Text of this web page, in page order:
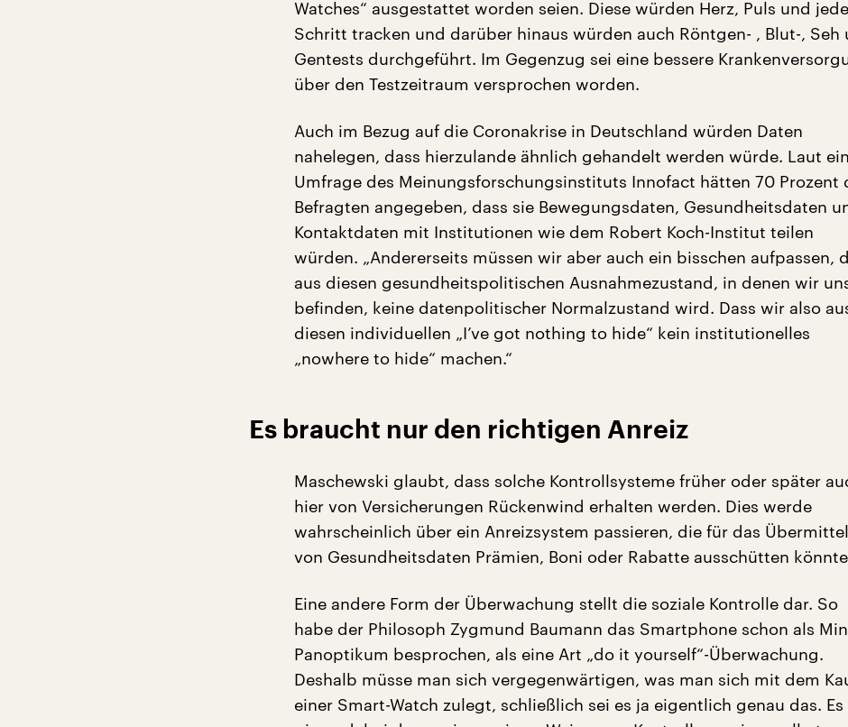
Watches“ ausgestattet worden seien. Diese würden Herz, Puls und
Schritt tracken und darüber hinaus würden auch Röntgen- , Blut-, Seh
Gentests durchgeführt. Im Gegenzug sei eine bessere
über den Testzeitraum versprochen worden.
Auch im Bezug auf die Coronakrise in Deutschland würden Daten
nahelegen, dass hierzulande ähnlich gehandelt werden würde. Laut
Umfrage des Meinungsforschungsinstituts Innofact hätten 70 Prozent
Befragten angegeben, dass sie Bewegungsdaten, Gesundheitsdaten
Kontaktdaten mit Institutionen wie dem Robert Koch-Institut teilen
würden. „Andererseits müssen wir aber auch ein bisschen aufpassen,
aus diesen gesundheitspolitischen Ausnahmezustand, in denen wir
befinden, keine datenpolitischer Normalzustand wird. Dass wir also
diesen individuellen „I’ve got nothing to hide“ kein institutionelles
„nowhere to hide“ machen.“
Es braucht nur den richtigen Anreiz
Maschewski glaubt, dass solche Kontrollsysteme früher oder später
hier von Versicherungen Rückenwind erhalten werden. Dies werde
wahrscheinlich über ein Anreizsystem passieren, die für das
von Gesundheitsdaten Prämien, Boni oder Rabatte ausschütten
Eine andere Form der Überwachung stellt die soziale Kontrolle dar. So
habe der Philosoph Zygmund Baumann das Smartphone schon als
Panoptikum besprochen, als eine Art „do it yourself“-Überwachung.
Deshalb müsse man sich vergegenwärtigen, was man sich mit dem
einer Smart-Watch zulegt, schließlich sei es ja eigentlich genau das. Es